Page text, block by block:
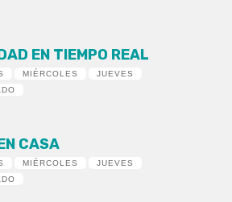
EN TIEMPO REAL
MIÉRCOLES
JUEVES
CASA
MIÉRCOLES
JUEVES